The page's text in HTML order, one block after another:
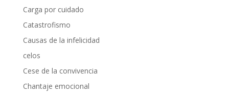
Carga por cuidado
Catastrofismo
Causas de la infelicidad
celos
Cese de la convivencia
Chantaje emocional